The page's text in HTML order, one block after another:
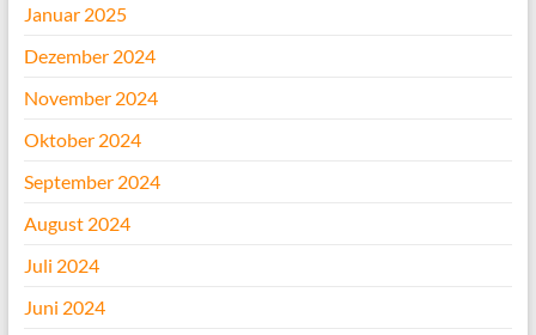
Januar 2025
Dezember 2024
November 2024
Oktober 2024
September 2024
August 2024
Juli 2024
Juni 2024